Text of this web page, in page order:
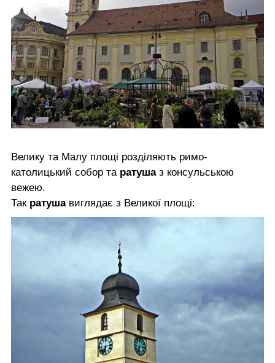
Велику та Малу площі розділяють римо-
католицький собор та ратуша з консульською
вежею.
Так ратуша виглядає з Великої площі: